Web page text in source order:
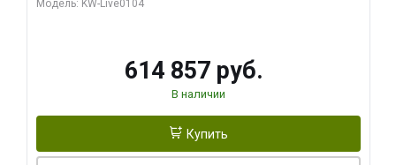
Модель: KW-Live0104
614 857 руб.
В наличии
Купить